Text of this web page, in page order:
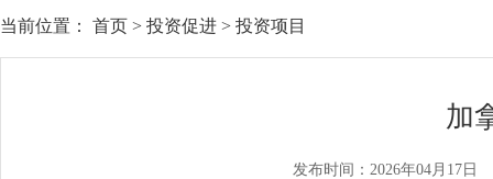
当前位置： 首页 > 投资促进 > 投资项目
加
发布时间：2026年04月17日